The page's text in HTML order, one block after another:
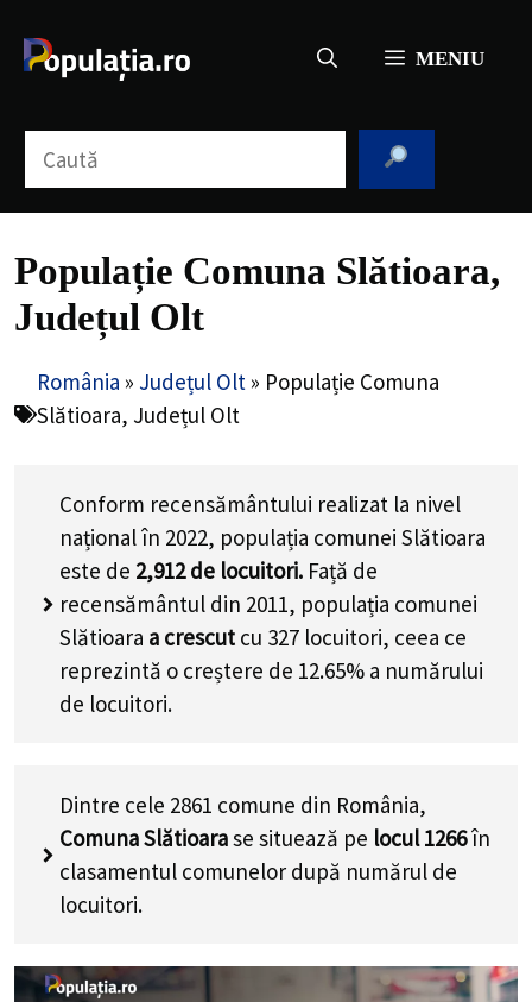
conținut
MENIU
Populație Comuna Slătioara,
Județul Olt
România » Județul Olt » Populație Comuna
Slătioara, Județul Olt
Conform recensământului realizat la nivel
național în 2022, populația comunei Slătioara
este de 2,912de locuitori. Față de
recensământul din 2011, populația comunei
Slătioara a crescut cu 327 locuitori, ceea ce
reprezintă o creștere de 12.65% a numărului
de locuitori.
Dintre cele 2861 comune din România,
Comuna Slătioarase situează pe locul 1266în
clasamentul comunelor după numărul de
locuitori.